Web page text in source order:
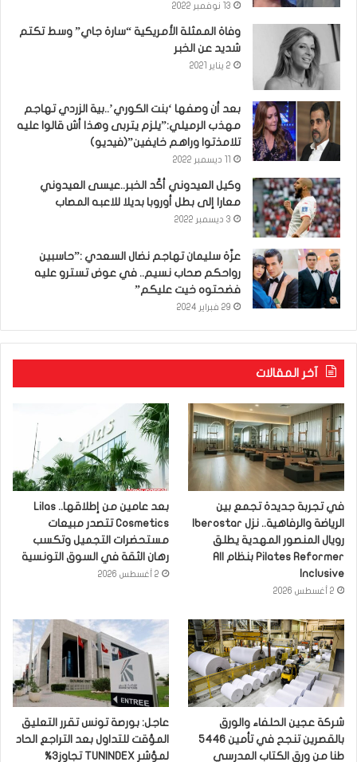
13 نوفمبر 2022
وفاة الممثلة الأمريكية “سارة جاي” وسط تكتم
شديد عن الخبر
2 يناير 2021
بعد أن وصفها ‘بنت الكوري’..بية الزردي تهاجم
مهذب الرميلي:”يلزم يتربى وهذا أش قالوا عليه
تلامذتوا وراهم خايفين”(فيديو)
وكيل العيدوني أكّد الخبر..عيسى العيدوني
معارا إلى بطل أوروبا بديلا للاعبه المصاب
3 ديسمبر 2022
عزّة سليمان تهاجم نضال السعدي :”حاسبين
رواحكم صحاب نسيم.. في عوض تسترو عليه
فضحتوه خيت عليكم”
29 فبراير 2024
آخر المقالات
في تجربة جديدة تجمع بين
رويال المنصور المهدية يطلق
Pilates Reformer بنظام All
Inclusive
2 أغسطس 2026
بعد عامين من إطلاقها.. Lilas
Cosmetics تتصدر مبيعات
مستحضرات التجميل وتكسب
رهان الثقة في السوق التونسية
2 أغسطس 2026
شركة عجين الحلفاء والورق
بالقصرين تنجح في تأمين 5446
طنا من ورق الكتاب المدرسي
عاجل: بورصة تونس تقرر التعليق
المؤقت للتداول بعد التراجع الحاد
لمؤشر TUNINDEX تجاوز3%